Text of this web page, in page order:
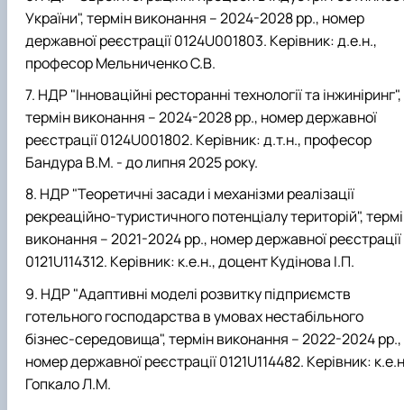
України", термін виконання – 2024-2028 рр., номер
державної реєстрації 0124U001803. Керівник: д.е.н.,
професор Мельниченко С.В.
НДР "Інноваційні ресторанні технології та інжиніринг",
термін виконання – 2024-2028 рр., номер державної
реєстрації 0124U001802. Керівник: д.т.н., професор
Бандура В.М. - до липня 2025 року.
НДР "Теоретичні засади і механізми реалізації
рекреаційно-туристичного потенціалу територій",
виконання – 2021-2024 рр., номер державної реєстрації
0121U114312. Керівник: к.е.н., доцент Кудінова І.П.
НДР "Адаптивні моделі розвитку підприємств
готельного господарства в умовах нестабільного
бізнес-середовища", термін виконання – 2022-2024 рр.,
номер державної реєстрації 0121U114482. Керівник:
Гопкало Л.М.